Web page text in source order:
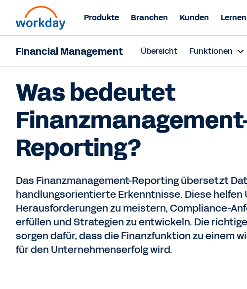
Produkte Branchen Kunden Lernen
Financial Management Übersicht Funktionen
FINANZMANAGEMENT-REPORTING
Was bedeutet
Reporting?
Das Finanzmanagement-Reporting übersetzt
handlungsorientierte Erkenntnisse. Diese helfen
Herausforderungen zu meistern, Compliance-
erfüllen und Strategien zu entwickeln. Die
sorgen dafür, dass die Finanzfunktion zu einem
für den Unternehmenserfolg wird.